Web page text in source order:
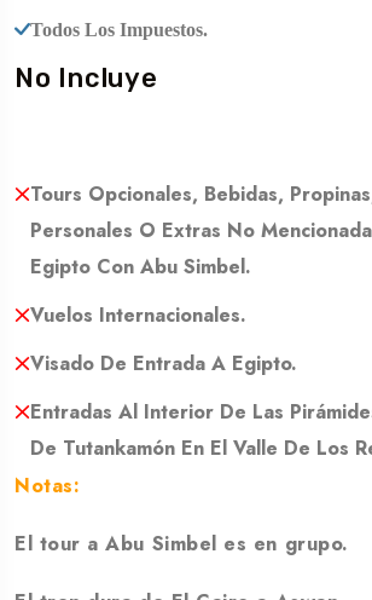
Todos Los Impuestos.
No Incluye
Tours Opcionales, Bebidas,
Personales O Extras No
Egipto Con Abu Simbel.
Vuelos Internacionales.
Visado De Entrada A Egipto.
Entradas Al Interior De Las
De Tutankamón En El Valle De Los
Notas:
El tour a Abu Simbel es en grupo.